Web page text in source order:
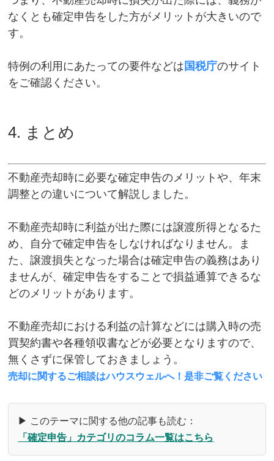
なくとも確定申告をした方がメリットが大きいので
す。
特例の利用にあたっての要件などは 国税庁のサイト
をご確認ください。
4. まとめ
不動産売却時に必要な確定申告のメリットや、年末
調整との違いについて解説しました。
不動産売却時に利益が出た際には譲渡所得となるた
め、自分で確定申告をしなければなりません。ま
た、譲渡損失となった場合は確定申告の義務はあり
ませんが、確定申告をすることで損益通算できるな
どのメリットがあります。
不動産売却における利益の計算などには購入時の売
買契約書や各種領収書などが必要となりますので、
無くさずに保管しておきましょう。
売却に関するご相談はハウスウェルへ！是非ご覧ください
▶ このテーマに関する他の記事も読む：
「確定申告」カテゴリのコラム一覧はこちら